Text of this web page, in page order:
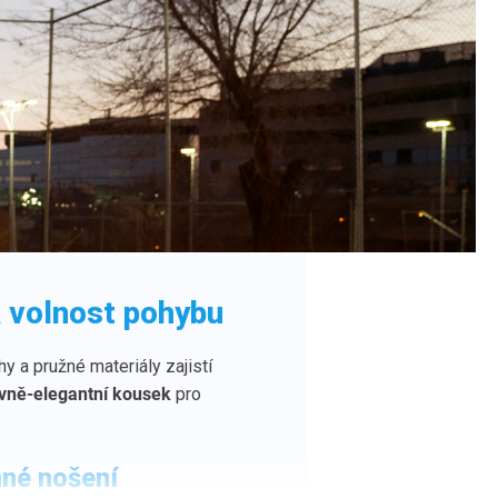
pohybu
a pružné materiály zajistí
elegantní kousek pro
nošení